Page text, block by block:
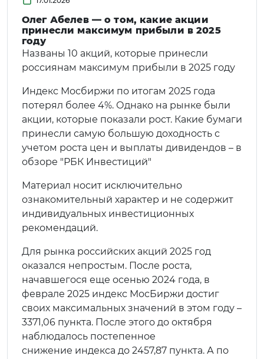
Олег Абелев — о том, какие акции
принесли максимум прибыли в 2025
году
Названы 10 акций, которые принесли
россиянам максимум прибыли в 2025 году
Индекс Мосбиржи по итогам 2025 года
потерял более 4%. Однако на рынке были
акции, которые показали рост. Какие бумаги
принесли самую большую доходность с
учетом роста цен и выплаты дивидендов – в
обзоре "РБК Инвестиций"
Материал носит исключительно
ознакомительный характер и не содержит
индивидуальных инвестиционных
рекомендаций.
Для рынка российских акций 2025 год
оказался непростым. После роста,
начавшегося еще осенью 2024 года, в
феврале 2025 индекс МосБиржи достиг
своих максимальных значений в этом году –
3371,06 пункта. После этого до октября
наблюдалось постепенное
снижение индекса до 2457,87 пункта. А по